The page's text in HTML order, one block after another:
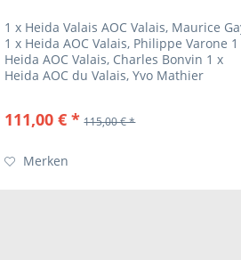
1 x Heida Valais AOC Valais, Maurice
1 x Heida AOC Valais, Philippe Varone 1
Heida AOC Valais, Charles Bonvin 1 x
Heida AOC du Valais, Yvo Mathier
111,00 € * 115,00 € *
Merken